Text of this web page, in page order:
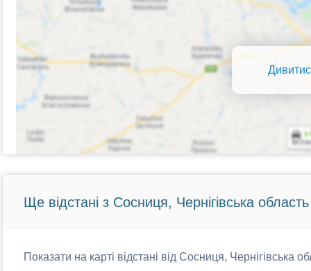
Ще відстані з Сосниця, Чернігівська
Показати на карті відстані від Сосниця, Чернігівська